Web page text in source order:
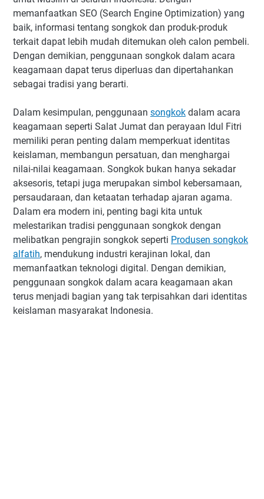
memanfaatkan SEO (Search Engine Optimization) yang
baik, informasi tentang songkok dan produk-produk
terkait dapat lebih mudah ditemukan oleh calon pembeli.
Dengan demikian, penggunaan songkok dalam acara
keagamaan dapat terus diperluas dan dipertahankan
sebagai tradisi yang berarti.
Dalam kesimpulan, penggunaan songkok dalam acara
keagamaan seperti Salat Jumat dan perayaan Idul Fitri
memiliki peran penting dalam memperkuat identitas
keislaman, membangun persatuan, dan menghargai
nilai-nilai keagamaan. Songkok bukan hanya sekadar
aksesoris, tetapi juga merupakan simbol kebersamaan,
persaudaraan, dan ketaatan terhadap ajaran agama.
Dalam era modern ini, penting bagi kita untuk
melestarikan tradisi penggunaan songkok dengan
melibatkan pengrajin songkok seperti Produsen songkok
alfatih, mendukung industri kerajinan lokal, dan
memanfaatkan teknologi digital. Dengan demikian,
penggunaan songkok dalam acara keagamaan akan
terus menjadi bagian yang tak terpisahkan dari identitas
keislaman masyarakat Indonesia.